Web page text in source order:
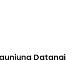
Datangi